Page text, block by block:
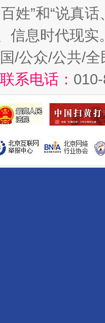
姓”和“说真
信息时代现实
/公众/公共/
系电话：